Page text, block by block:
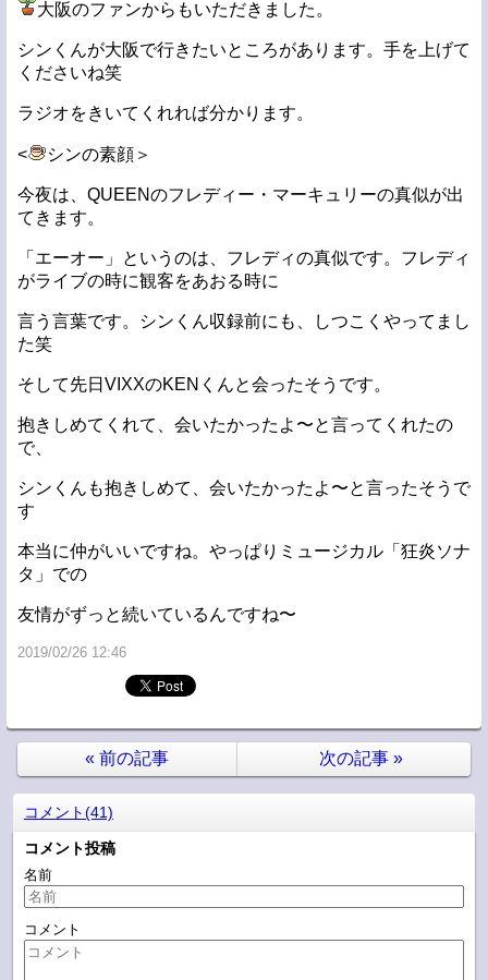
大阪のファンからもいただきました。
シンくんが大阪で行きたいところがあります。手を上げて
くださいね笑
ラジオをきいてくれれば分かります。
< シンの素顔＞
今夜は、QUEENのフレディー・マーキュリーの真似が出
てきます。
「エーオー」というのは、フレディの真似です。フレディ
がライブの時に観客をあおる時に
言う言葉です。シンくん収録前にも、しつこくやってまし
た笑
そして先日VIXXのKENくんと会ったそうです。
抱きしめてくれて、会いたかったよ〜と言ってくれたの
で、
シンくんも抱きしめて、会いたかったよ〜と言ったそうで
す
本当に仲がいいですね。やっぱりミュージカル「狂炎ソナ
タ」での
友情がずっと続いているんですね〜
2019/02/26 12:46
« 前の記事 次の記事 »
コメント(41)
コメント投稿
名前
コメント